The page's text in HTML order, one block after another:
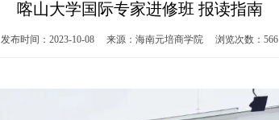
喀山大学国际专家进修班 报读指南
发布时间：2023-10-08 来源：海南元培商学院 浏览次数：566